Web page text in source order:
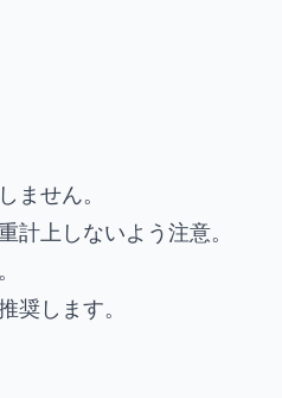
ません。
計上しないよう注意。
奨します。